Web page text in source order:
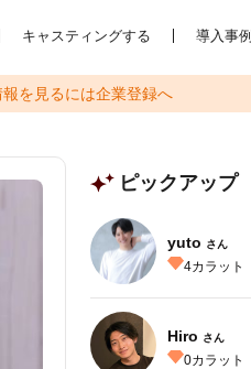
キャスティングする 導入事例
を見るには企業登録へ
ピックアップ
yuto さん
4カラット
Hiro さん
0カラット